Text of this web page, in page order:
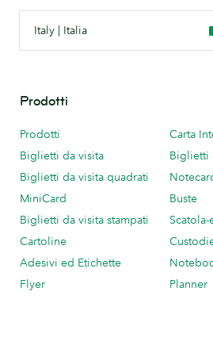
Italy | Italia
Prodotti
Prodotti
Biglietti da visita
Biglietti da visita quadrati
MiniCard
Biglietti da visita stampati
Cartoline
Adesivi ed Etichette
Flyer
Carta
Biglietti
Buste
Planner